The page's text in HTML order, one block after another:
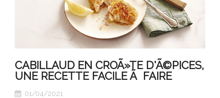
CABILLAUD EN CROÃ»TE D'Ã©PICES,
UNE RECETTE FACILE Ã FAIRE
01/04/2021